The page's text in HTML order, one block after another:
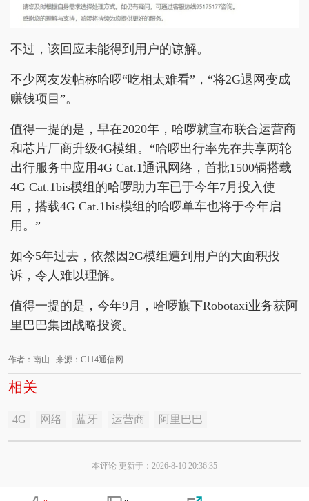
不过，该回应未能得到用户的谅解。
不少网友发帖称哈啰“吃相太难看”，“将2G退网变成
赚钱项目”。
值得一提的是，早在2020年，哈啰就宣布联合运营商
和芯片厂商升级4G模组。“哈啰出行率先在共享两轮
出行服务中应用4G Cat.1通讯网络，首批1500辆搭载
4G Cat.1bis模组的哈啰助力车已于今年7月投入使
用，搭载4G Cat.1bis模组的哈啰单车也将于今年启
用。”
如今5年过去，依然因2G模组遭到用户的大面积投
诉，令人难以理解。
值得一提的是，今年9月，哈啰旗下Robotaxi业务获阿
里巴巴集团战略投资。
作者：南山 来源：C114通信网
相关
4G 网络 蓝牙 运营商 阿里巴巴
本评论 更新于：2026-8-10 20:36:35